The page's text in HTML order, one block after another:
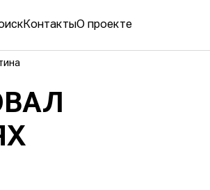
КонтактыО проекте